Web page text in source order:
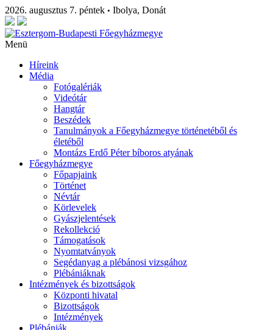
2026. augusztus 7. péntek • Ibolya, Donát
Menü
Híreink
Média
Fotógalériák
Videótár
Hangtár
Beszédek
Tanulmányok a Főegyházmegye történetéből és
életéből
Montázs Erdő Péter bíboros atyának
Főegyházmegye
Főpapjaink
Történet
Névtár
Körlevelek
Gyászjelentések
Rekollekció
Támogatások
Nyomtatványok
Segédanyag a plébánosi vizsgához
Plébániáknak
Intézmények és bizottságok
Központi hivatal
Bizottságok
Intézmények
Plébániák